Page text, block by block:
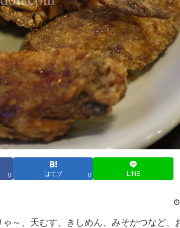
0 はてブ 0 LINE
～、天むす、きしめん、みそかつなど、